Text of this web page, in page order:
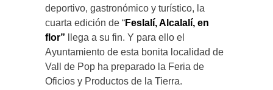
deportivo, gastronómico y turístico, la
cuarta edición de “Feslalí, Alcalalí, en
flor” llega a su fin. Y para ello el
Ayuntamiento de esta bonita localidad de
Vall de Pop ha preparado la Feria de
Oficios y Productos de la Tierra.